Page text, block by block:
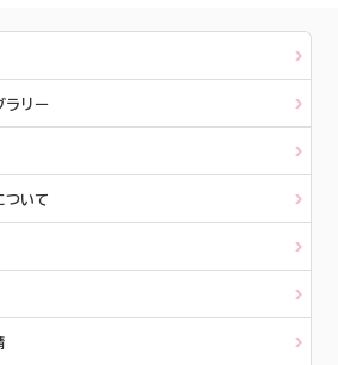
ラリー
ついて